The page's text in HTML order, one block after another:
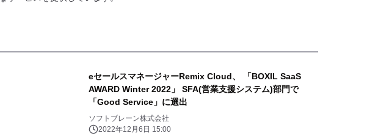
eセールスマネージャーRemix Cloud、 「BOXIL SaaS
AWARD Winter 2022」 SFA(営業支援システム)部門で
「Good Service」に選出
ソフトブレーン株式会社
2022年12月6日 15:00